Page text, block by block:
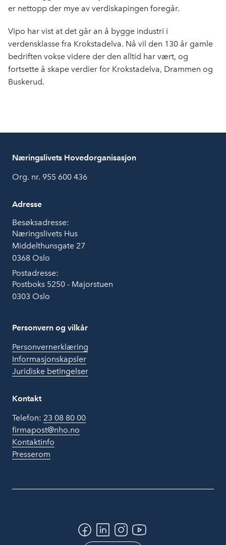
er nettopp der mye av verdiskapingen foregår.
Vipo har vist at det går an å bygge industri i
verdensklasse fra Krokstadelva. Nå vil den 130 år gamle
bedriften vokse videre der den alltid har vært, og
fortsette å skape verdier for Krokstadelva, Drammen og
Buskerud.
Næringslivets Hovedorganisasjon
Org. nr. 955 600 436
Adresse
Besøksadresse:
Næringslivets Hus
Middelthunsgate 27
0368 Oslo
Postadresse:
Postboks 5250 - Majorstuen
0303 Oslo
Personvern og vilkår
Personvernerklæring
Informasjonskapsler
Juridiske betingelser
Kontakt
Telefon: 23 08 80 00
firmapost@nho.no
Kontaktinfo
Presserom